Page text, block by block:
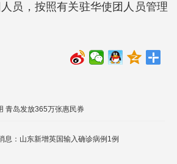
员，按照有关驻华使团人员管理
商超便利店餐饮门店都能用 青岛发放365万张惠民券
息：山东新增英国输入确诊病例1例